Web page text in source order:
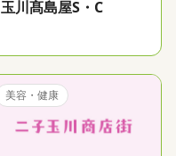
玉川髙島屋S・C
美容・健康